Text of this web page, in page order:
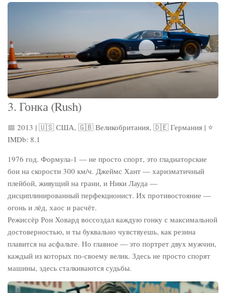
3. Гонка (Rush)
📅 2013 | 🇺🇸 США, 🇬🇧 Великобритания, 🇩🇪 Германия | ⭐
IMDb: 8.1
1976 год. Формула-1 — не просто спорт, это гладиаторские
бои на скорости 300 км/ч. Джеймс Хант — харизматичный
плейбой, живущий на грани, и Ники Лауда —
дисциплинированный перфекционист. Их противостояние —
огонь и лёд, хаос и расчёт.
Режиссёр Рон Ховард воссоздал каждую гонку с максимальной
достоверностью, и ты буквально чувствуешь, как резина
плавится на асфальте. Но главное — это портрет двух мужчин,
каждый из которых по-своему велик. Здесь не просто спорят
машины, здесь сталкиваются судьбы.